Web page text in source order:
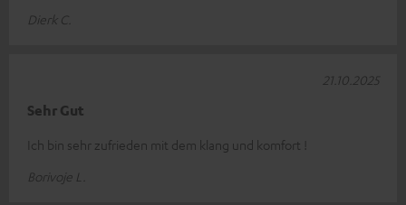
Dierk C.
Sehr Gut
Ich bin sehr zufrieden mit dem klang und komfort !
Borivoje L.
21.10.2025